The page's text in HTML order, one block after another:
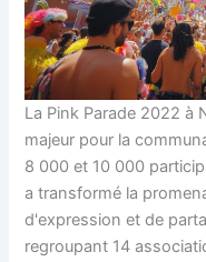
La Pink Parade 2022 à
majeur pour la
8 000 et 10 000
a transformé la
d'expression et de
regroupant 14